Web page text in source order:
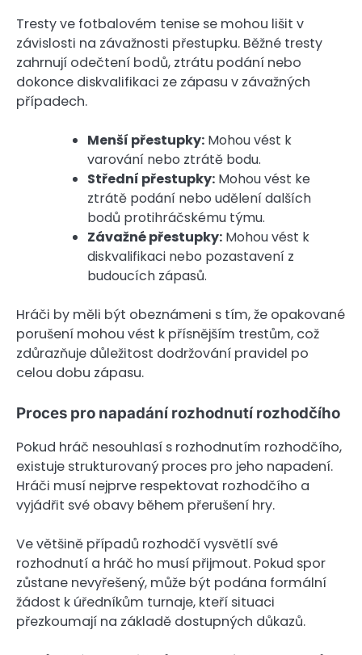
Tresty ve fotbalovém tenise se mohou lišit v
závislosti na závažnosti přestupku. Běžné tresty
zahrnují odečtení bodů, ztrátu podání nebo
dokonce diskvalifikaci ze zápasu v závažných
případech.
Menší přestupky: Mohou vést k
varování nebo ztrátě bodu.
Střední přestupky: Mohou vést ke
ztrátě podání nebo udělení dalších
bodů protihráčskému týmu.
Závažné přestupky: Mohou vést k
diskvalifikaci nebo pozastavení z
budoucích zápasů.
Hráči by měli být obeznámeni s tím, že opakované
porušení mohou vést k přísnějším trestům, což
zdůrazňuje důležitost dodržování pravidel po
celou dobu zápasu.
Proces pro napadání rozhodnutí rozhodčího
Pokud hráč nesouhlasí s rozhodnutím rozhodčího,
existuje strukturovaný proces pro jeho napadení.
Hráči musí nejprve respektovat rozhodčího a
vyjádřit své obavy během přerušení hry.
Ve většině případů rozhodčí vysvětlí své
rozhodnutí a hráč ho musí přijmout. Pokud spor
zůstane nevyřešený, může být podána formální
žádost k úředníkům turnaje, kteří situaci
přezkoumají na základě dostupných důkazů.